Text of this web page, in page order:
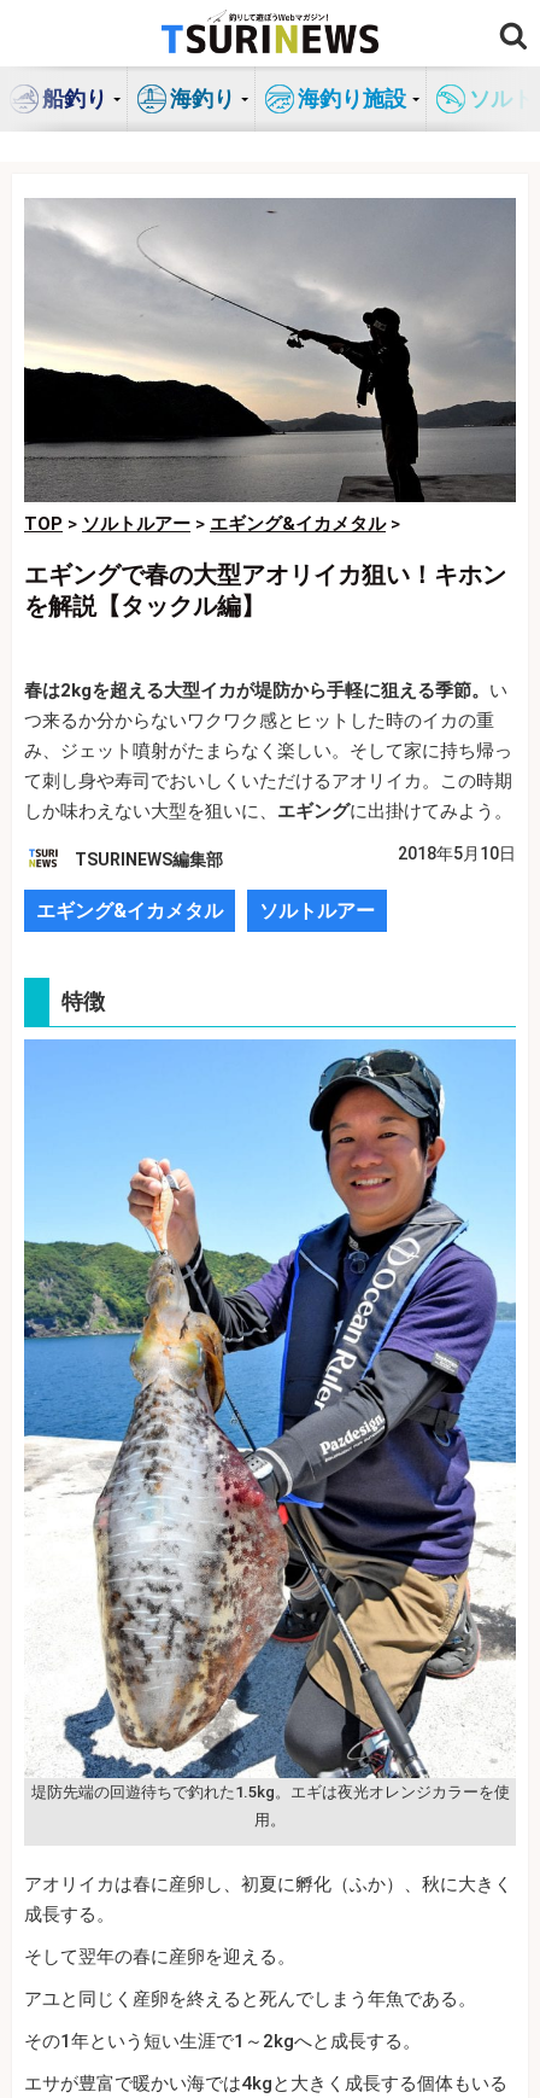
ン
船釣り 海釣り 海釣り施設 ソル
TOP > ソルトルアー > エギング&イカメタル>
エギングで春の大型アオリイカ狙い！キホン
を解説【タックル編】
春は2kgを超える大型イカが堤防から手軽に狙える季節。 い
つ来るか分からないワクワク感とヒットした時のイカの重
み、ジェット噴射がたまらなく楽しい。そして家に持ち帰っ
て刺し身や寿司でおいしくいただけるアオリイカ。この時期
しか味わえない大型を狙いに、 エギングに出掛けてみよう。
TSURINEWS編集部 2018年5月10日
エギング&イカメタル ソルトルアー
特徴
堤防先端の回遊待ちで釣れた1.5kg。エギは夜光オレンジカラーを使
用。
アオリイカは春に産卵し、初夏に孵化（ふか）、秋に大きく
成長する。
そして翌年の春に産卵を迎える。
アユと同じく産卵を終えると死んでしまう年魚である。
その1年という短い生涯で1～2kgへと成長する。
エサが豊富で暖かい海では4kgと大きく成長する個体もいる